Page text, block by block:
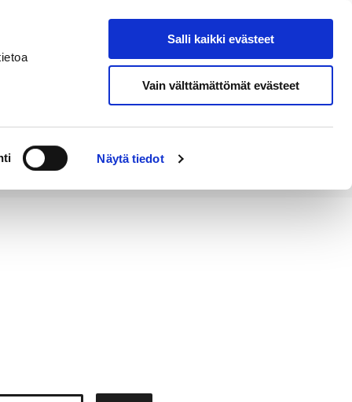
Näytä tiedot
Salli kaikki evästeet
Vain välttämättömät evästeet
Hae sivustolta